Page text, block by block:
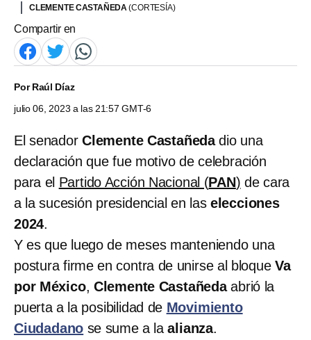
CLEMENTE CASTAÑEDA(CORTESÍA)
Compartir en
PorRaúl Díaz
julio 06, 2023 a las 21:57 GMT-6
El senador Clemente Castañedadio una
declaración que fue motivo de celebración
para el Partido Acción Nacional (PAN) de cara
a la sucesión presidencial en las elecciones
2024.
Y es que luego de meses manteniendo una
postura firme en contra de unirse al bloque Va
por México, Clemente Castañedaabrió la
puerta a la posibilidad de Movimiento
Ciudadano se sume a laalianza.